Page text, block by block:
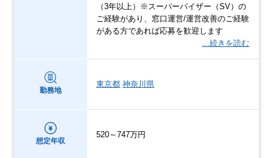
（3年以上）※スーパーバイザー（SV）の
ご経験があり、窓口運営/運営改善のご経験
がある方であれば応募を歓迎します
…続きを読む
勤務地
東京都 神奈川県
想定年収
520～747万円